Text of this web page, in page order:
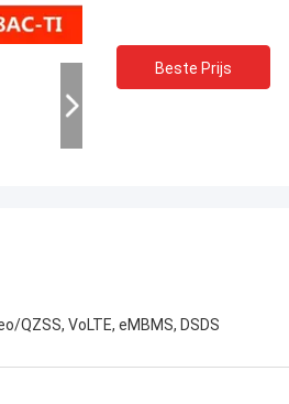
Beste Prijs
QZSS, VoLTE, eMBMS, DSDS